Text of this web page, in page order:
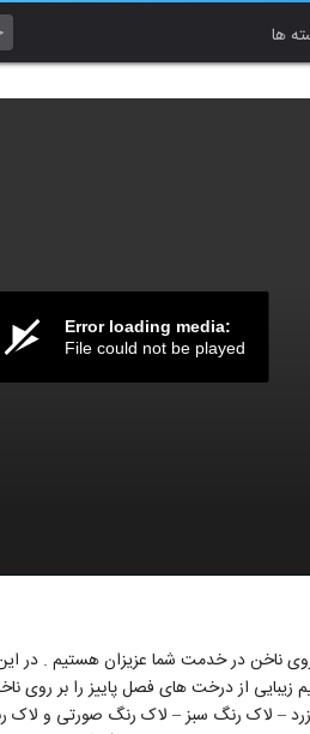
ها
Error loading media:
File could not be played
ناخن در خدمت شما عزیزان هستیم . در
زیبایی از درخت های فصل پاییز را بر
زرد – لاک رنگ سبز – لاک رنگ صورتی و لاک